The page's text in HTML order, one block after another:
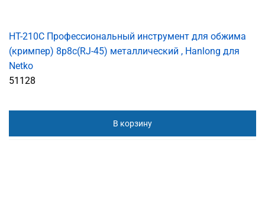
HT-210C Профессиональный инструмент для обжима
(кримпер) 8p8c(RJ-45) металлический , Hanlong для
Netko
51128
В корзину